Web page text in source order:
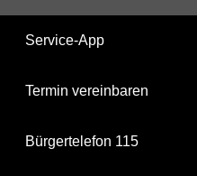
Service-App
Termin vereinbaren
Bürgertelefon 115